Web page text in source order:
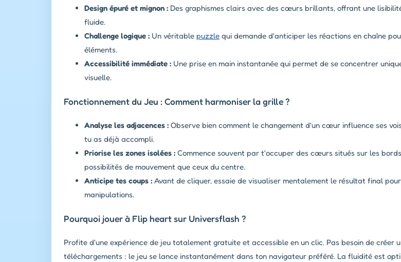
Design épuré et mignon : Des graphismes clairs avec des cœurs brillants, offrant une
fluide.
Challenge logique : Un véritable puzzle qui demande d'anticiper les réactions en chaîne
éléments.
Accessibilité immédiate : Une prise en main instantanée qui permet de se concentrer
visuelle.
Fonctionnement du Jeu : Comment harmoniser la grille ?
Analyse les adjacences : Observe bien comment le changement d'un cœur influence ses
tu as déjà accompli.
Priorise les zones isolées : Commence souvent par t'occuper des cœurs situés sur les
possibilités de mouvement que ceux du centre.
Anticipe tes coups : Avant de cliquer, essaie de visualiser mentalement le résultat final
manipulations.
Pourquoi jouer à Flip heart sur Universflash ?
Profite d'une expérience de jeu totalement gratuite et accessible en un clic. Pas besoin de créer
téléchargements : le jeu se lance instantanément dans ton navigateur préféré. La fluidité est